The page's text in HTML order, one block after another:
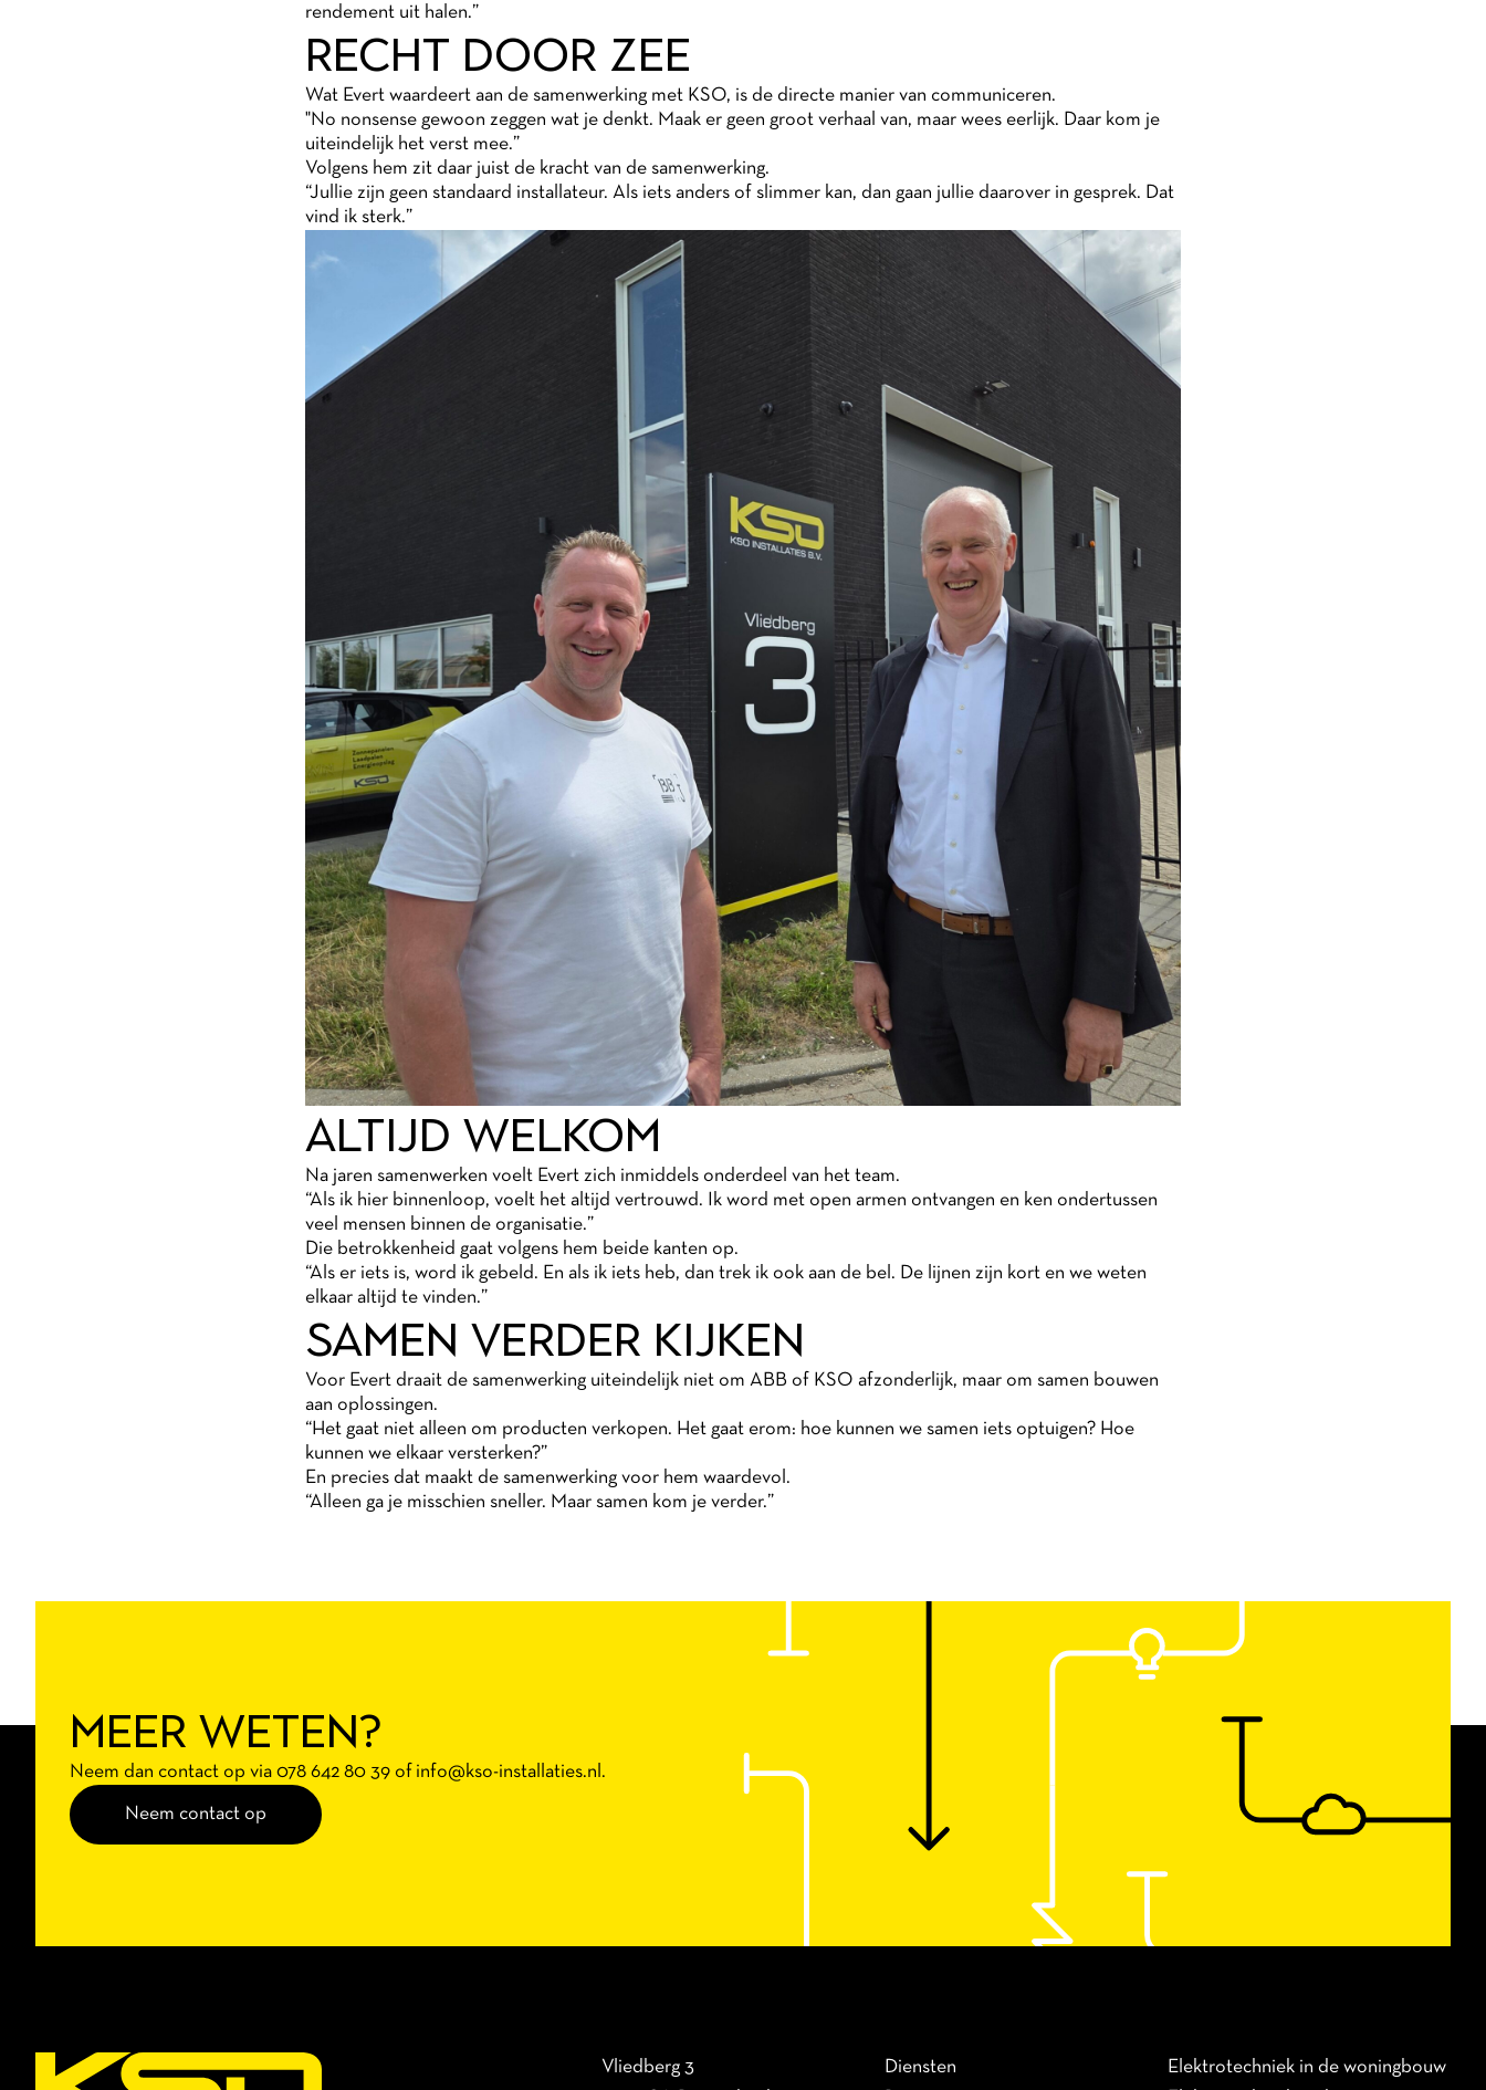
rendement uit halen.”
RECHT DOOR ZEE
Wat Evert waardeert aan de samenwerking met KSO, is de directe manier van communiceren.
"No nonsense gewoon zeggen wat je denkt. Maak er geen groot verhaal van, maar wees eerlijk. Daar kom je
uiteindelijk het verst mee.”
Volgens hem zit daar juist de kracht van de samenwerking.
“Jullie zijn geen standaard installateur. Als iets anders of slimmer kan, dan gaan jullie daarover in gesprek. Dat
vind ik sterk.”
ALTIJD WELKOM
Na jaren samenwerken voelt Evert zich inmiddels onderdeel van het team.
“Als ik hier binnenloop, voelt het altijd vertrouwd. Ik word met open armen ontvangen en ken ondertussen
veel mensen binnen de organisatie.”
Die betrokkenheid gaat volgens hem beide kanten op.
“Als er iets is, word ik gebeld. En als ik iets heb, dan trek ik ook aan de bel. De lijnen zijn kort en we weten
elkaar altijd te vinden.”
SAMEN VERDER KIJKEN
Voor Evert draait de samenwerking uiteindelijk niet om ABB of KSO afzonderlijk, maar om samen bouwen
aan oplossingen.
“Het gaat niet alleen om producten verkopen. Het gaat erom: hoe kunnen we samen iets optuigen? Hoe
kunnen we elkaar versterken?”
En precies dat maakt de samenwerking voor hem waardevol.
“Alleen ga je misschien sneller. Maar samen kom je verder.”
MEER WETEN?
Neem dan contact op via 078 642 80 39 of info@kso-installaties.nl .
Neem contact op
Vliedberg 3
Diensten
Elektrotechniek in de woningbouw